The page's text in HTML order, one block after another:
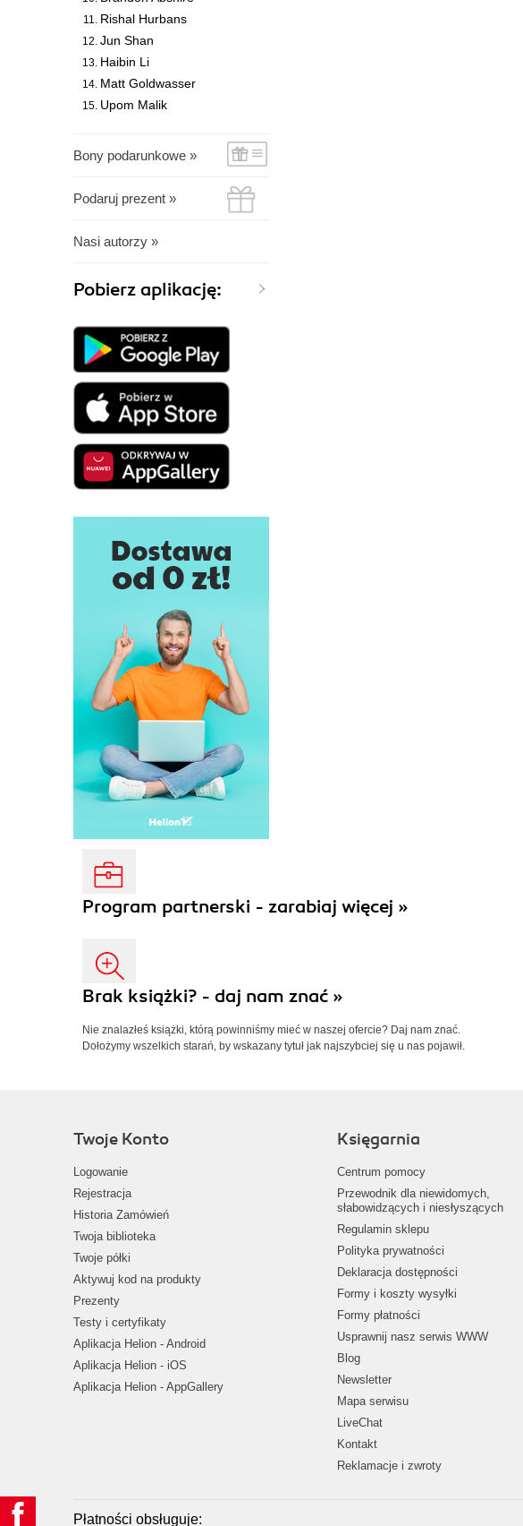
Rishal Hurbans
Jun Shan
Haibin Li
Matt Goldwasser
Upom Malik
Bony podarunkowe »
Podaruj prezent »
Nasi autorzy »
Pobierz aplikację:
Program partnerski - zarabiaj więcej »
Brak książki? - daj nam znać »
Nie znalazłeś książki, którą powinniśmy mieć w naszej ofercie? Daj nam znać.
Dołożymy wszelkich starań, by wskazany tytuł jak najszybciej się u nas pojawił.
Twoje Konto
Logowanie
Rejestracja
Historia Zamówień
Twoja biblioteka
Twoje półki
Aktywuj kod na produkty
Prezenty
Testy i certyfikaty
Aplikacja Helion - Android
Aplikacja Helion - iOS
Aplikacja Helion - AppGallery
Księgarnia
Centrum pomocy
Przewodnik dla niewidomych,
słabowidzących i niesłyszących
Regulamin sklepu
Polityka prywatności
Deklaracja dostępności
Formy i koszty wysyłki
Formy płatności
Usprawnij nasz serwis WWW
Blog
Newsletter
Mapa serwisu
LiveChat
Kontakt
Reklamacje i zwroty
Płatności obsługuje: